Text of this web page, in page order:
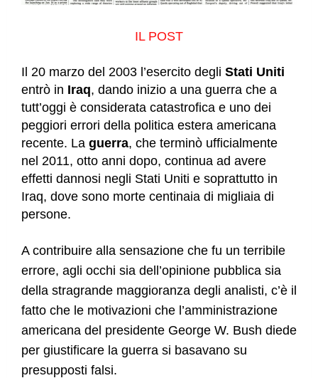
IL POST
Il 20 marzo del 2003 l’esercito degli Stati Uniti
entrò in Iraq, dando inizio a una guerra che a
tutt’oggi è considerata catastrofica e uno dei
peggiori errori della politica estera americana
recente. La guerra, che terminò ufficialmente
nel 2011, otto anni dopo, continua ad avere
effetti dannosi negli Stati Uniti e soprattutto in
Iraq, dove sono morte centinaia di migliaia di
persone.
A contribuire alla sensazione che fu un terribile
errore, agli occhi sia dell’opinione pubblica sia
della stragrande maggioranza degli analisti, c’è il
fatto che le motivazioni che l’amministrazione
americana del presidente George W. Bush diede
per giustificare la guerra si basavano su
presupposti falsi.